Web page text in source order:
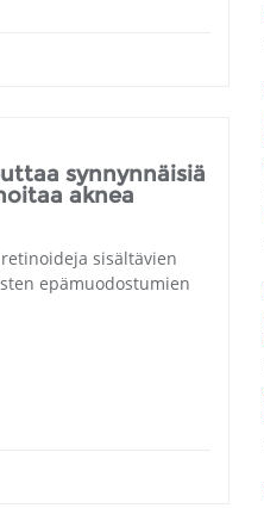
synnynnäisiä
aknea
sisältävien
epämuodostumien